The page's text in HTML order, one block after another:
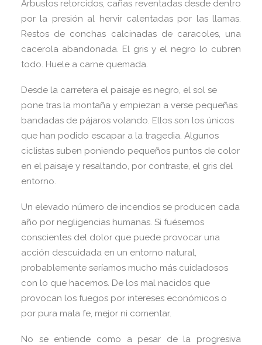
Arbustos retorcidos, cañas reventadas desde dentro
por la presión al hervir calentadas por las llamas.
Restos de conchas calcinadas de caracoles, una
cacerola abandonada. El gris y el negro lo cubren
todo. Huele a carne quemada.
Desde la carretera el paisaje es negro, el sol se
pone tras la montaña y empiezan a verse pequeñas
bandadas de pájaros volando. Ellos son los únicos
que han podido escapar a la tragedia. Algunos
ciclistas suben poniendo pequeños puntos de color
en el paisaje y resaltando, por contraste, el gris del
entorno.
Un elevado número de incendios se producen cada
año por negligencias humanas. Si fuésemos
conscientes del dolor que puede provocar una
acción descuidada en un entorno natural,
probablemente seríamos mucho más cuidadosos
con lo que hacemos. De los mal nacidos que
provocan los fuegos por intereses económicos o
por pura mala fe, mejor ni comentar.
No se entiende como a pesar de la progresiva